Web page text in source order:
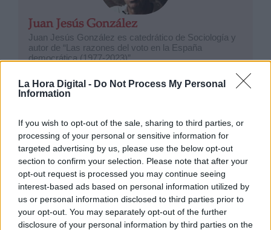
La Hora Digital - Do Not Process My Personal
Information
If you wish to opt-out of the sale, sharing to third parties, or
processing of your personal or sensitive information for
targeted advertising by us, please use the below opt-out
section to confirm your selection. Please note that after your
opt-out request is processed you may continue seeing
interest-based ads based on personal information utilized by
us or personal information disclosed to third parties prior to
your opt-out. You may separately opt-out of the further
disclosure of your personal information by third parties on the
Juan Jesús González
Juan Jesús González es catedrático de Sociología y
autor de “Las razones del voto en la España
democrática (1977-2023)”.
OPINIONES DIVERSAS
¿La ciudadanía de Occidente
es consciente del riesgo de
una tercera guerra mundial?
Álvaro Frutos Rosado y Gabinete
Geopolítica de Crisis